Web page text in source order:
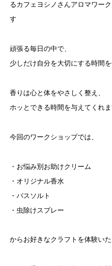
るカフェヨシノさんアロマワー
す
頑張る毎日の中で、
少しだけ自分を大切にする時間
香りは心と体をやさしく整え、
ホッとできる時間を与えてくれま
今回のワークショップでは、
・お悩み別お助けクリーム
・オリジナル香水
・バスソルト
・虫除けスプレー
からお好きなクラフトを体験いた